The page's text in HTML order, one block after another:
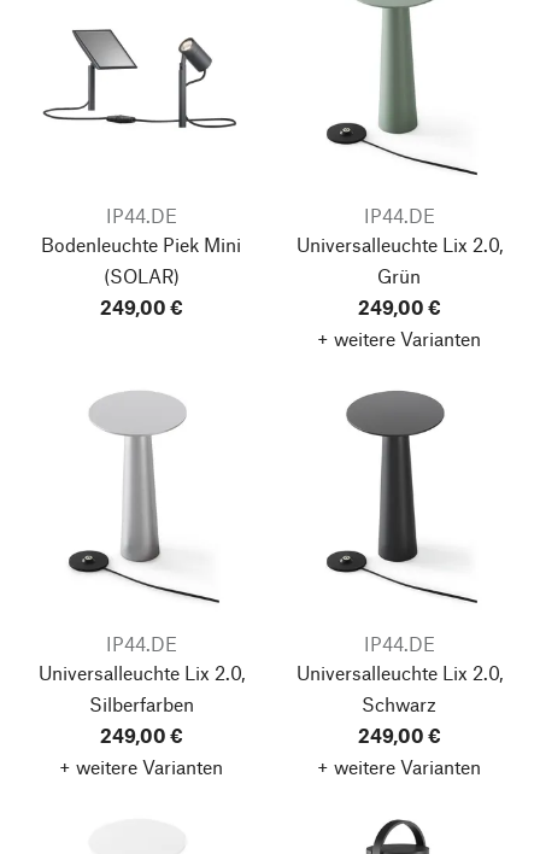
IP44.DE
Bodenleuchte Piek Mini
(SOLAR)
249,00 €
IP44.DE
Universalleuchte Lix 2.0,
Grün
249,00 €
+ weitere Varianten
IP44.DE
Universalleuchte Lix 2.0,
Silberfarben
249,00 €
+ weitere Varianten
IP44.DE
Universalleuchte Lix 2.0,
Schwarz
249,00 €
+ weitere Varianten